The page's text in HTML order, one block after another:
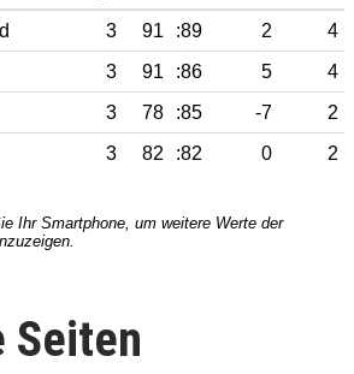
3 91 :89 2
4
3 91 :86 5
4
3 78 :85 -7
2
3 82 :82 0 2
Seiten